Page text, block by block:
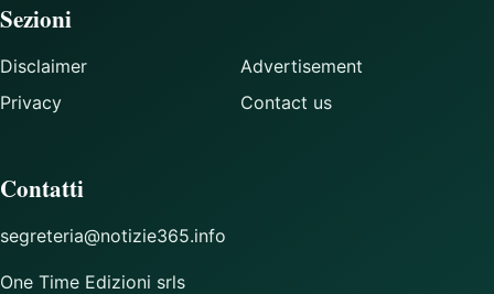
Sezioni
Disclaimer
Privacy
Advertisement
Contact us
Contatti
segreteria@notizie365.info
One Time Edizioni srls